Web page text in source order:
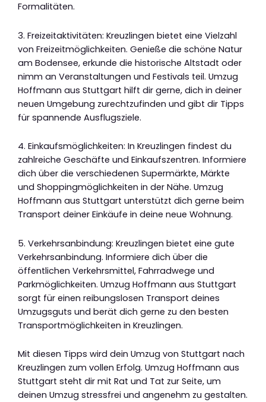
Formalitäten.
3. Freizeitaktivitäten: Kreuzlingen bietet eine Vielzahl
von Freizeitmöglichkeiten. Genieße die schöne Natur
am Bodensee, erkunde die historische Altstadt oder
nimm an Veranstaltungen und Festivals teil. Umzug
Hoffmann aus Stuttgart hilft dir gerne, dich in deiner
neuen Umgebung zurechtzufinden und gibt dir Tipps
für spannende Ausflugsziele.
4. Einkaufsmöglichkeiten: In Kreuzlingen findest du
zahlreiche Geschäfte und Einkaufszentren. Informiere
dich über die verschiedenen Supermärkte, Märkte
und Shoppingmöglichkeiten in der Nähe. Umzug
Hoffmann aus Stuttgart unterstützt dich gerne beim
Transport deiner Einkäufe in deine neue Wohnung.
5. Verkehrsanbindung: Kreuzlingen bietet eine gute
Verkehrsanbindung. Informiere dich über die
öffentlichen Verkehrsmittel, Fahrradwege und
Parkmöglichkeiten. Umzug Hoffmann aus Stuttgart
sorgt für einen reibungslosen Transport deines
Umzugsguts und berät dich gerne zu den besten
Transportmöglichkeiten in Kreuzlingen.
Mit diesen Tipps wird dein Umzug von Stuttgart nach
Kreuzlingen zum vollen Erfolg. Umzug Hoffmann aus
Stuttgart steht dir mit Rat und Tat zur Seite, um
deinen Umzug stressfrei und angenehm zu gestalten.